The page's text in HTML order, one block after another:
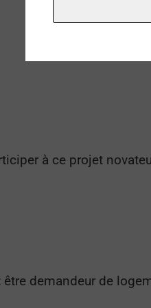
à ce projet
être demandeur de